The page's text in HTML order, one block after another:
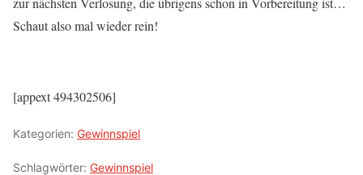
Schaut also mal wieder rein!
[appext 494302506]
Kategorien: Gewinnspiel
Schlagwörter: Gewinnspiel